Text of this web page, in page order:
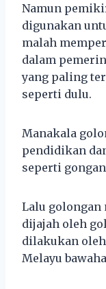
Namun
digunakan
malah
dalam
yang paling
seperti dulu.
Manakala
pendidikan
seperti
Lalu
dijajah oleh
dilakukan
Melayu